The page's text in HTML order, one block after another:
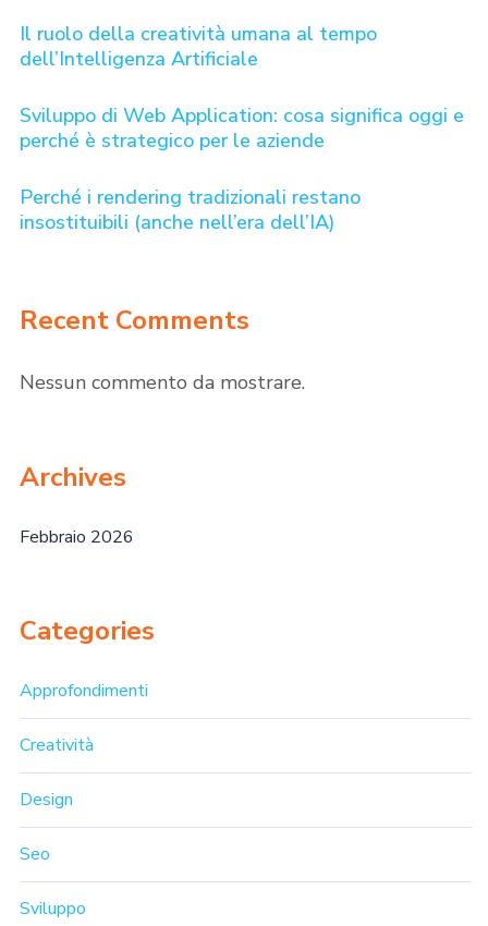
Il ruolo della creatività umana al tempo
dell’Intelligenza Artificiale
Sviluppo di Web Application: cosa significa oggi e
perché è strategico per le aziende
Perché i rendering tradizionali restano
insostituibili (anche nell’era dell’IA)
Recent Comments
Nessun commento da mostrare.
Archives
Febbraio 2026
Categories
Approfondimenti
Creatività
Design
Seo
Sviluppo